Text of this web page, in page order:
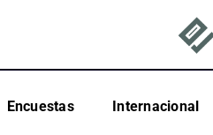
Encuestas Internacional